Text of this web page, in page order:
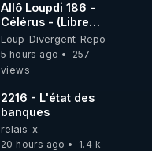
Allô Loupdi 186 -
Célérus - (Libre
Antenne) - Loup
Divergent
2026.08.06
Loup_Divergent_Reposts
5 hours ago
257
views
2216 - L'état des
banques
relais-x
20 hours ago
1.4 k